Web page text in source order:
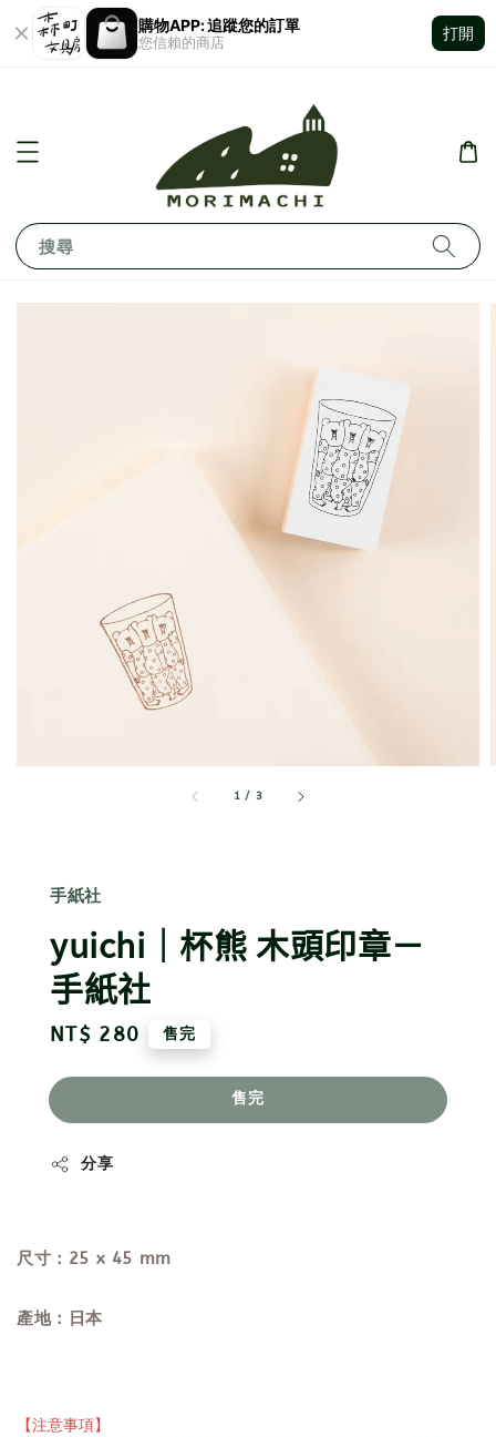
購物APP: 追蹤您的訂單
您信賴的商店
打開
搜尋
1 / 3
手紙社
yuichi｜杯熊 木頭印章－
手紙社
Regular
NT$ 280 售完
售完
分享
尺寸：25 x 45 mm
產地：日本
【注意事項】